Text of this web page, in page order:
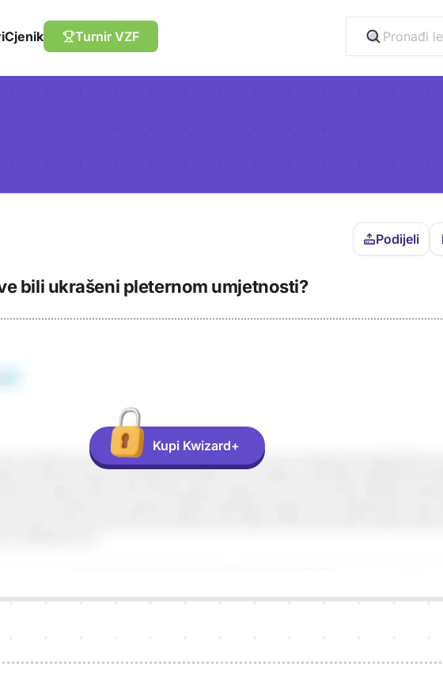
Cjenik Turnir VZF
Podijeli
Trebaš biti prijavljen da bi pohranio
sadržaj u bilježnicu!
bili ukrašeni pleternom umjetnosti?
Kupi Kwizard+